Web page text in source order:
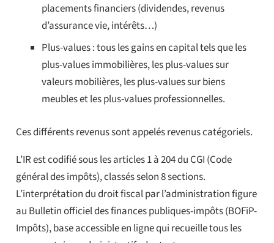
placements financiers (dividendes, revenus
d’assurance vie, intérêts…)
Plus-values : tous les gains en capital tels que les
plus-values immobilières, les plus-values sur
valeurs mobilières, les plus-values sur biens
meubles et les plus-values professionnelles.
Ces différents revenus sont appelés revenus catégoriels.
L’IR est codifié sous les articles 1 à 204 du CGI (Code
général des impôts), classés selon 8 sections.
L’interprétation du droit fiscal par l’administration figure
au Bulletin officiel des finances publiques-impôts (BOFiP-
Impôts), base accessible en ligne qui recueille tous les